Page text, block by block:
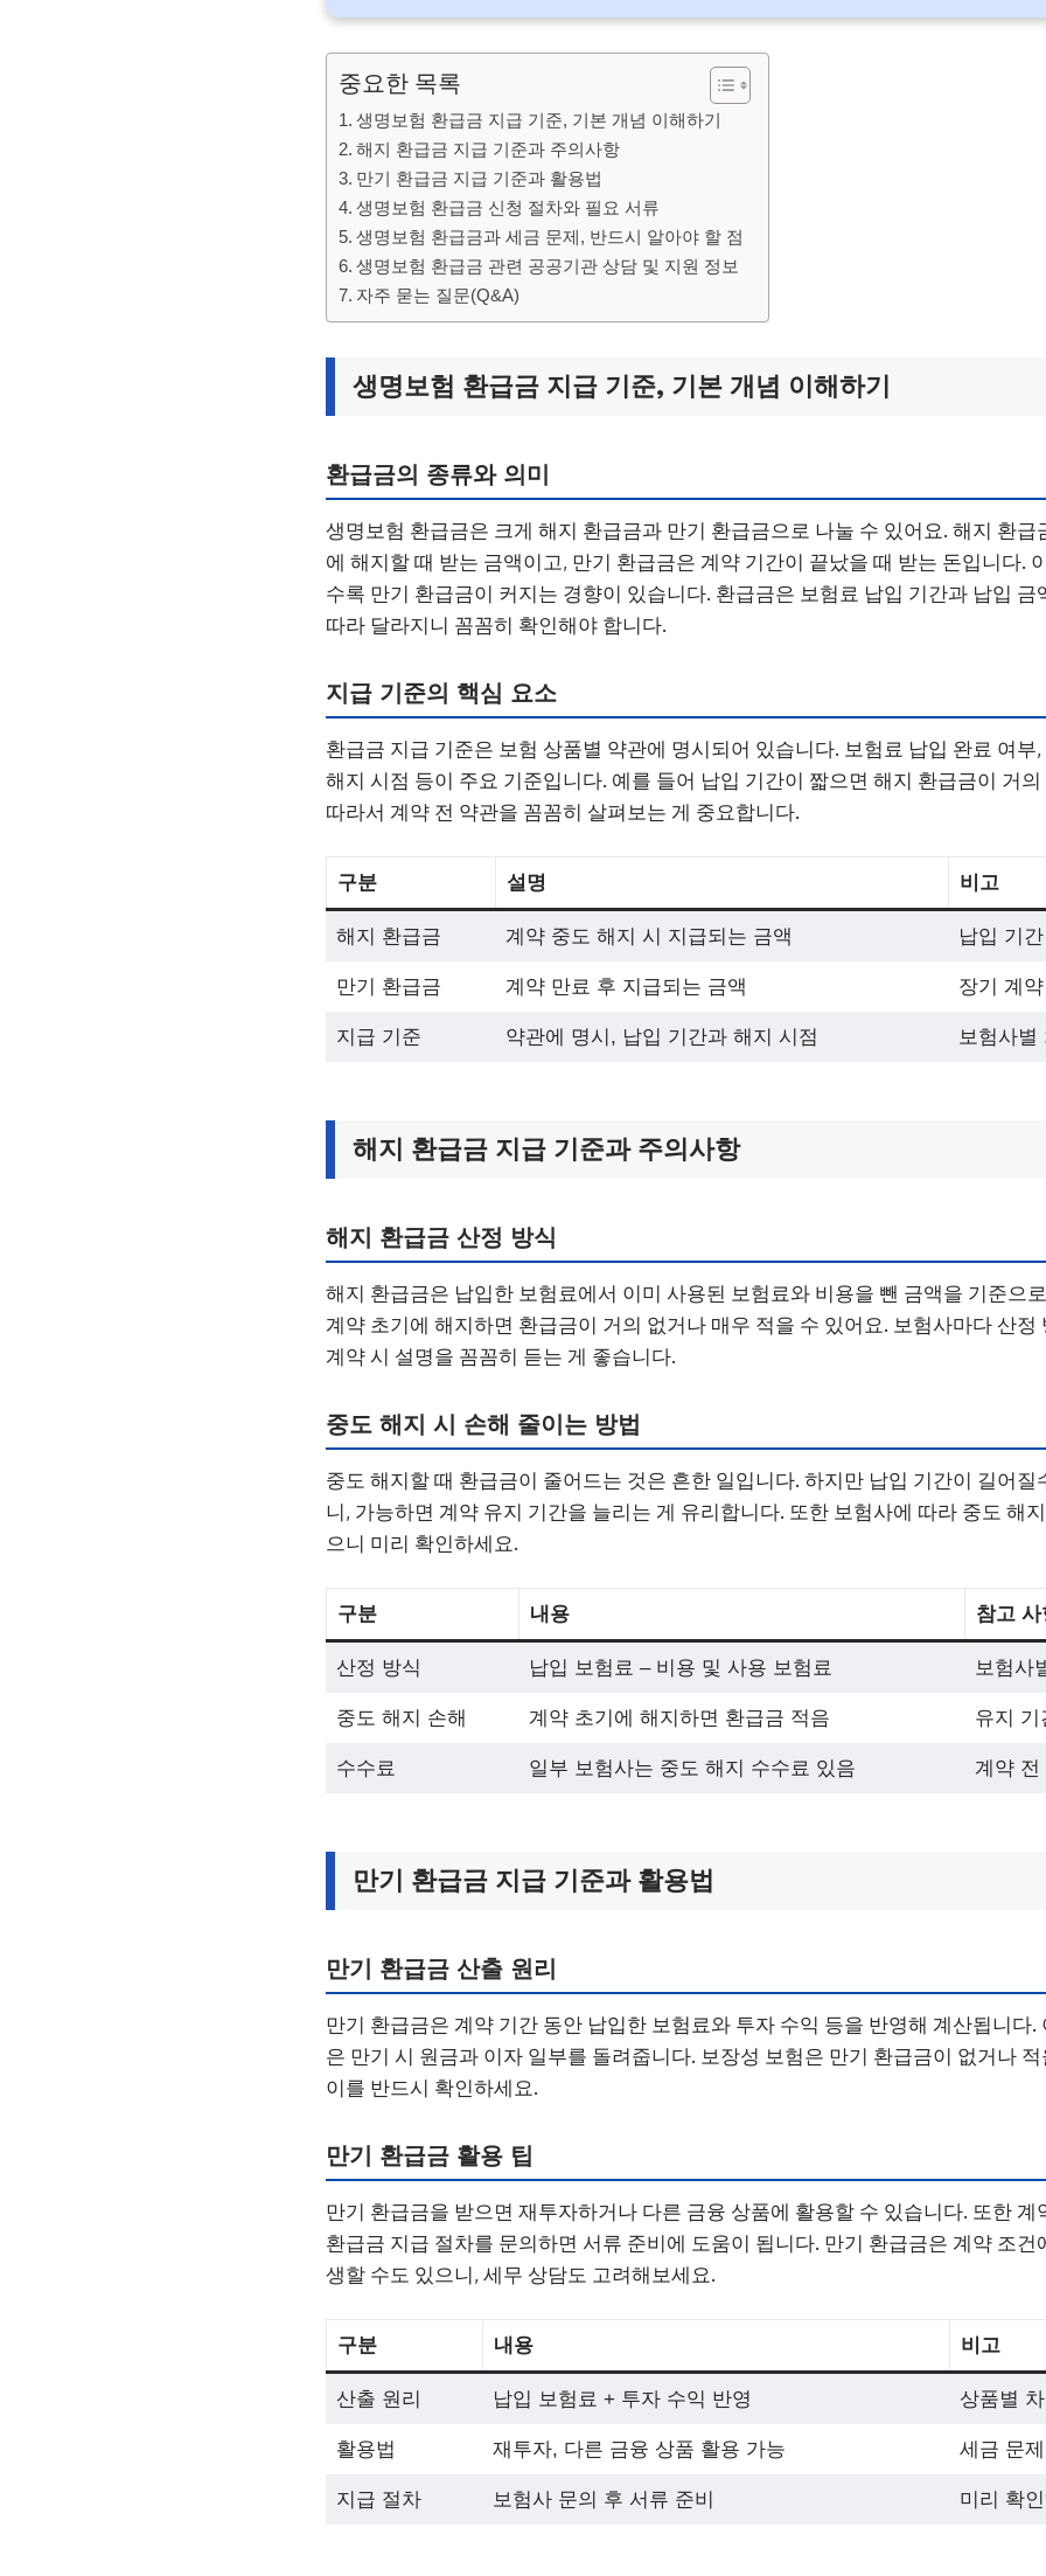
중요한 목록
생명보험 환급금 지급 기준, 기본 개념 이해하기
해지 환급금 지급 기준과 주의사항
만기 환급금 지급 기준과 활용법
생명보험 환급금 신청 절차와 필요 서류
생명보험 환급금과 세금 문제, 반드시 알아야 할 점
생명보험 환급금 관련 공공기관 상담 및 지원 정보
자주 묻는 질문(Q&A)
생명보험 환급금 지급 기준, 기본 개념 이해하기
환급금의 종류와 의미
생명보험 환급금은 크게 해지 환급금과 만기 환급금으로 나눌 수 있어요. 해지 환급
에 해지할 때 받는 금액이고, 만기 환급금은 계약 기간이 끝났을 때 받는 돈입니다.
수록 만기 환급금이 커지는 경향이 있습니다. 환급금은 보험료 납입 기간과 납입 금
따라 달라지니 꼼꼼히 확인해야 합니다.
지급 기준의 핵심 요소
환급금 지급 기준은 보험 상품별 약관에 명시되어 있습니다. 보험료 납입 완료 여부
해지 시점 등이 주요 기준입니다. 예를 들어 납입 기간이 짧으면 해지 환급금이 거
따라서 계약 전 약관을 꼼꼼히 살펴보는 게 중요합니다.
구분 설명 비고
해지 환급금 계약 중도 해지 시 지급되는 금액 납입 기
만기 환급금 계약 만료 후 지급되는 금액 장기 계
지급 기준 약관에 명시, 납입 기간과 해지 시점 보험사별
해지 환급금 지급 기준과 주의사항
해지 환급금 산정 방식
해지 환급금은 납입한 보험료에서 이미 사용된 보험료와 비용을 뺀 금액을 기준으
계약 초기에 해지하면 환급금이 거의 없거나 매우 적을 수 있어요. 보험사마다 산정
계약 시 설명을 꼼꼼히 듣는 게 좋습니다.
중도 해지 시 손해 줄이는 방법
중도 해지할 때 환급금이 줄어드는 것은 흔한 일입니다. 하지만 납입 기간이 길어
니, 가능하면 계약 유지 기간을 늘리는 게 유리합니다. 또한 보험사에 따라 중도 해
으니 미리 확인하세요.
구분 내용 참고 사
산정 방식 납입 보험료 – 비용 및 사용 보험료 보험사
중도 해지 손해 계약 초기에 해지하면 환급금 적음 유지 기
수수료 일부 보험사는 중도 해지 수수료 있음 계약 전
만기 환급금 지급 기준과 활용법
만기 환급금 산출 원리
만기 환급금은 계약 기간 동안 납입한 보험료와 투자 수익 등을 반영해 계산됩니다.
은 만기 시 원금과 이자 일부를 돌려줍니다. 보장성 보험은 만기 환급금이 없거나
이를 반드시 확인하세요.
만기 환급금 활용 팁
만기 환급금을 받으면 재투자하거나 다른 금융 상품에 활용할 수 있습니다. 또한 계
환급금 지급 절차를 문의하면 서류 준비에 도움이 됩니다. 만기 환급금은 계약 조건
생할 수도 있으니, 세무 상담도 고려해보세요.
구분 내용 비고
산출 원리 납입 보험료 + 투자 수익 반영 상품별
활용법 재투자, 다른 금융 상품 활용 가능 세금 문
지급 절차 보험사 문의 후 서류 준비 미리 확